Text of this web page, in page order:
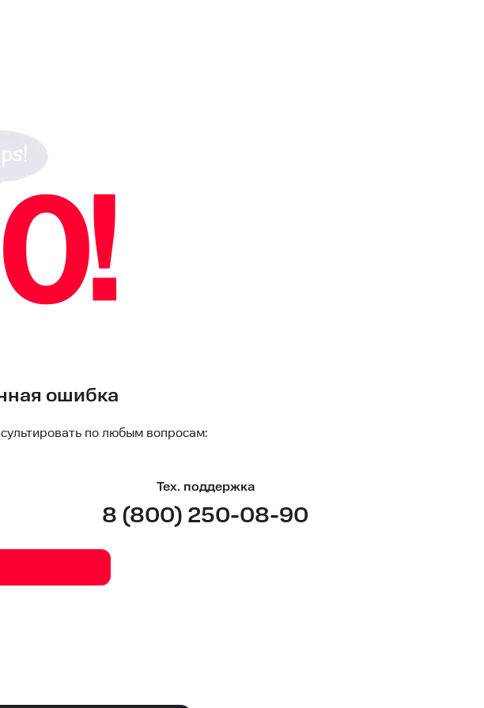
ошибка
по любым вопросам:
Тех. поддержка
8 (800) 250-08-90